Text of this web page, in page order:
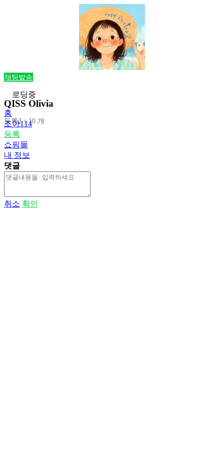
채팅발송
QISS Olivia
등록2：10 개
로딩중
홈
조아114
등록
쇼핑몰
내 정보
댓글
취소 확인